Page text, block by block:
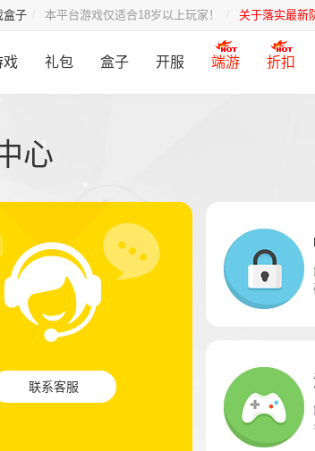
盒子 本平台游戏仅适合18岁以上玩家！ 关于落实最新
戏 礼包 盒子 开服 端游 折扣
心
联系客服